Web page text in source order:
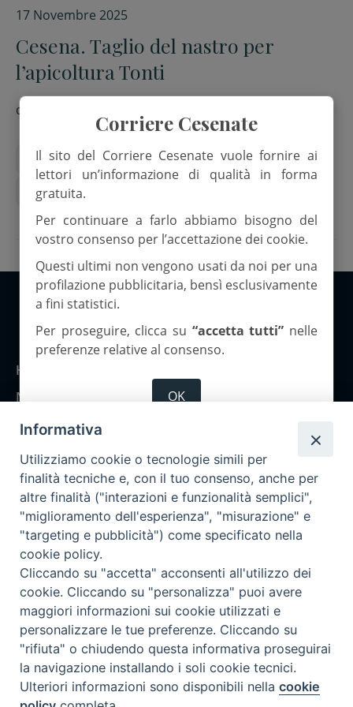
17 Novembre 2025
Cesena. Taglio del nastro per
l’apicoltura Tonti
di
apicoltura Tonti cesena gattolino
Inaugurazione
Copyright 2026 ©Corriere Cesenate
Home
Notizie
Rubriche
Chi siamo
Come abbonarsi
Contatti
Corriere Cesenate
Il sito del Corriere Cesenate vuole fornire ai
lettori un’informazione di qualità in forma
gratuita.
Per continuare a farlo abbiamo bisogno del
vostro consenso per l’accettazione dei cookie.
Questi ultimi non vengono usati da noi per una
profilazione pubblicitaria, bensì esclusivamente
a fini statistici.
Per proseguire, clicca su “accetta tutti” nelle
preferenze relative al consenso.
OK
Informativa
Utilizziamo cookie o tecnologie simili per
finalità tecniche e, con il tuo consenso, anche per
altre finalità ("interazioni e funzionalità semplici",
"miglioramento dell'esperienza", "misurazione" e
"targeting e pubblicità") come specificato nella
cookie policy.
Cliccando su "accetta" acconsenti all'utilizzo dei
cookie. Cliccando su "personalizza" puoi avere
maggiori informazioni sui cookie utilizzati e
personalizzare le tue preferenze. Cliccando su
"rifiuta" o chiudendo questa informativa proseguirai
la navigazione installando i soli cookie tecnici.
Ulteriori informazioni sono disponibili nellacookie